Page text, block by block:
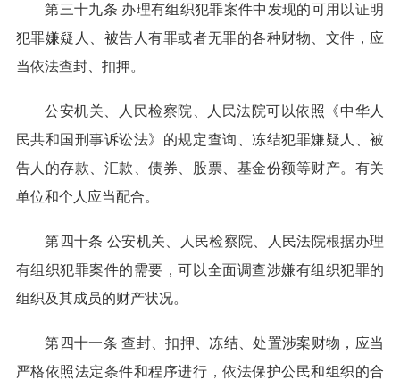
第三十九条 办理有组织犯罪案件中发现的可用以证明
犯罪嫌疑人、被告人有罪或者无罪的各种财物、文件，应
当依法查封、扣押。
公安机关、人民检察院、人民法院可以依照《中华人
民共和国刑事诉讼法》的规定查询、冻结犯罪嫌疑人、被
告人的存款、汇款、债券、股票、基金份额等财产。有关
单位和个人应当配合。
第四十条 公安机关、人民检察院、人民法院根据办理
有组织犯罪案件的需要，可以全面调查涉嫌有组织犯罪的
组织及其成员的财产状况。
第四十一条 查封、扣押、冻结、处置涉案财物，应当
严格依照法定条件和程序进行，依法保护公民和组织的合